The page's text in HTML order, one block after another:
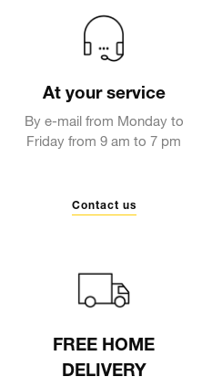
At your service
By e-mail from Monday to
Friday from 9 am to 7 pm
Contact us
FREE HOME
DELIVERY